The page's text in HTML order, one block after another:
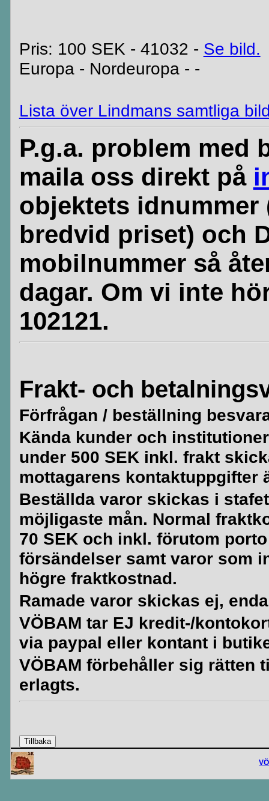
Pris: 100 SEK - 41032 - Se bild.
Europa - Nordeuropa - -
Lista över Lindmans samtliga
P.g.a. problem med
maila oss direkt på
objektets
bredvid priset) och
mobilnummer så
dagar. Om vi inte
102121.
Frakt- och
Förfrågan / beställning
Kända kunder och
under 500 SEK inkl. frakt
mottagarens kontaktuppgifter
Beställda varor skickas i
möjligaste mån. Normal
70 SEK och inkl. förutom
försändelser samt varor som
högre fraktkostnad.
Ramade varor skickas ej,
VÖBAM tar EJ kredit-/
via paypal eller kontant i
VÖBAM förbehåller sig rätten
erlagts.